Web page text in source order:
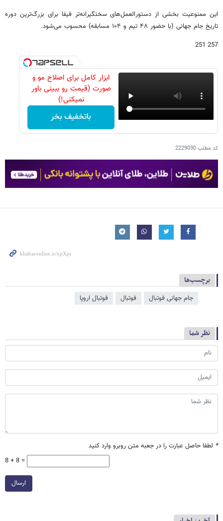
این ممنوعیت بخشی از دستورالعمل‌های سختگیرانه‌تر فیفا برای بزرگ‌ترین دوره
تاریخ جام جهانی (با حضور ۴۸ تیم و ۱۰۴ مسابقه) محسوب می‌شود.
257 251
ابزار کامل برای اصلاح مو و
صورت (قیمت رو ببینی باور
نمیکنی!)
باتخفیف بخر
کد مطلب2229030
برچسب‌ها
جام جهانی فوتبال فوتبال فوتبال اروپا
نظر شما
* لطفا حاصل عبارت را در جعبه متن روبرو وارد کنید
8 + 8 =
ارسال